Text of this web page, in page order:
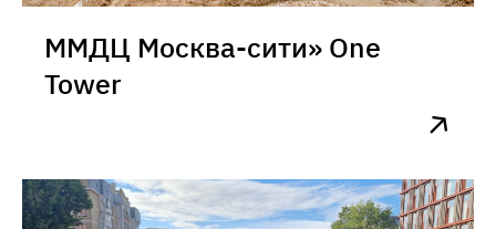
ММДЦ Москва-сити» One
Tower